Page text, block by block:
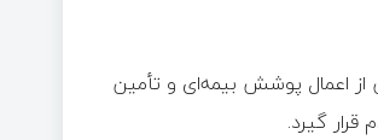
اعمال پوشش بیمه‌ای و تأمین
گیرد.